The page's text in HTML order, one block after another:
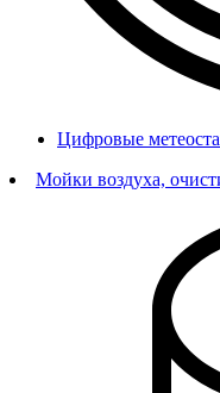
Цифровые
Мойки воздуха,